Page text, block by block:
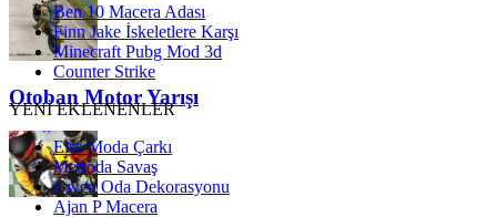
Otoban Motor Yarışı
Ben 10 Macera Adası
Finn Jake İskeletlere Karşı
Minecraft Pubg Mod 3d
Counter Strike
YENİ EKLENENLER
Elsa Moda Çarkı
Metroda Savaş
Gwen Oda Dekorasyonu
Ajan P Macera